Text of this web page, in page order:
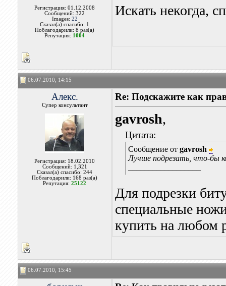
Регистрация: 01.12.2008
Сообщений: 322
Images: 22
Сказал(а) спасибо: 1
Поблагодарили: 8 раз(а)
Репутация: 1004
Искать некогда,
06.07.2010, 14:15
Алекс.
Супер консультант
Регистрация: 18.02.2010
Сообщений: 1,321
Сказал(а) спасибо: 244
Поблагодарили: 168 раз(а)
Репутация:25122
Re: Подскажите как
gavrosh,
Цитата:
Сообщение от gavrosh
Лучше подрезать, что-бы
Для подрезки
специальные
купить на любом
06.07.2010, 15:45